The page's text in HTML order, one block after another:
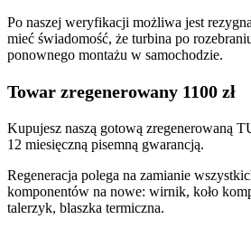
Po naszej weryfikacji możliwa jest
mieć świadomość, że turbina po
ponownego montażu w samochodzie.
Towar zregenerowany 1100 zł
Kupujesz naszą gotową zregenerowaną
12 miesięczną pisemną gwarancją.
Regeneracja polega na zamianie
komponentów na nowe: wirnik, koło
talerzyk, blaszka termiczna.